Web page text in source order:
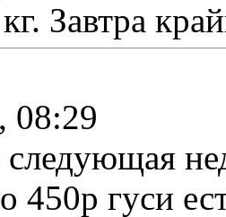
Завтра
08:29
следующая
450р гуси